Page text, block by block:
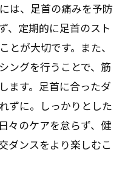
は、足首の痛みを予防
、定期的に足首のスト
とが大切です。また、
ングを行うことで、筋
ます。足首に合ったダ
ずに。しっかりとした
々のケアを怠らず、健
ダンスをより楽しむこ